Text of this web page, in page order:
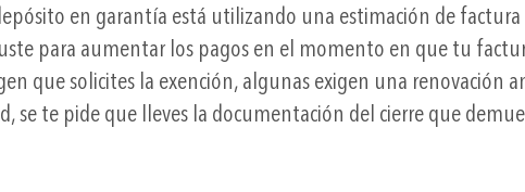
en garantía está utilizando una estimación de
para aumentar los pagos en el momento en que tu
que solicites la exención, algunas exigen una renovación
te pide que lleves la documentación del cierre que